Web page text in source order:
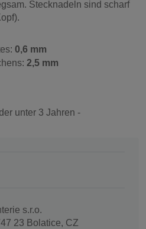
Stecknadeln sind scharf
0,6 mm
2,5 mm
unter 3 Jahren -
s.r.o.
23 Bolatice, CZ